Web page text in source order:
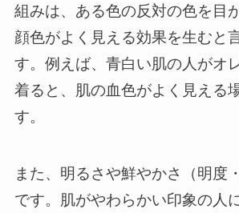
組みは、ある色の反対の色を目
顔色がよく見える効果を生むと
す。例えば、青白い肌の人がオ
着ると、肌の血色がよく見える
す。
また、明るさや鮮やかさ（明度
です。肌がやわらかい印象の人